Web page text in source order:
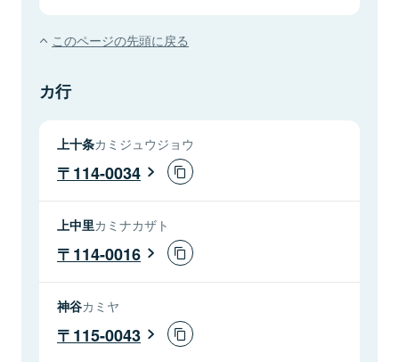
このページの先頭に戻る
カ行
上十条カミジュウジョウ
114-0034
上中里カミナカザト
114-0016
神谷カミヤ
115-0043